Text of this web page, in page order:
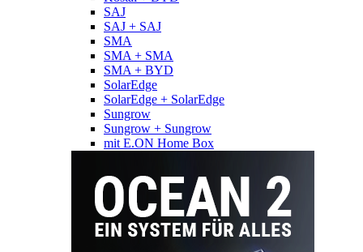
SAJ
SAJ + SAJ
SMA
SMA + SMA
SMA + BYD
SolarEdge
SolarEdge + SolarEdge
Sungrow
Sungrow + Sungrow
mit E.ON Home Box